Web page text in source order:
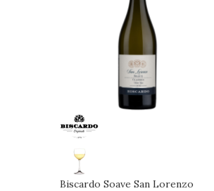
Biscardo Soave San Lorenzo